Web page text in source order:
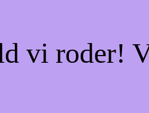
vi roder!